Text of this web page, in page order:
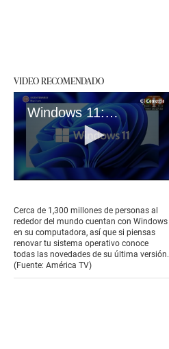
VIDEO RECOMENDADO
Windows 11: Todas las novedades de este nuevo sistema operativo
of
5
minutes,
50
seconds
Cerca de 1,300 millones de personas al
rededor del mundo cuentan con Windows
en su computadora, así que si piensas
renovar tu sistema operativo conoce
todas las novedades de su última versión.
(Fuente: América TV)